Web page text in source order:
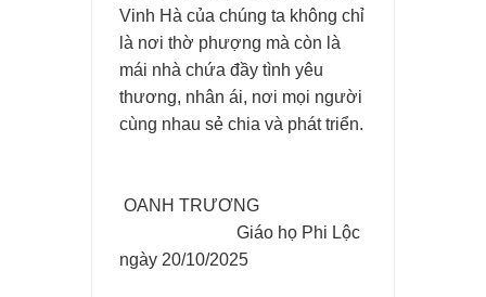
Vinh Hà của chúng ta không chỉ
là nơi thờ phượng mà còn là
mái nhà chứa đầy tình yêu
thương, nhân ái, nơi mọi người
cùng nhau sẻ chia và phát triển.
OANH TRƯƠNG
Giáo họ Phi Lộc
ngày 20/10/2025